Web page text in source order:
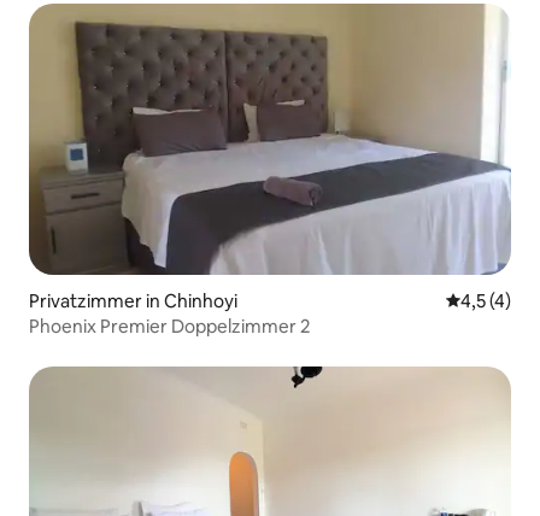
Privatzimmer in Chinhoyi
4,5 (4)
Phoenix Premier Doppelzimmer 2